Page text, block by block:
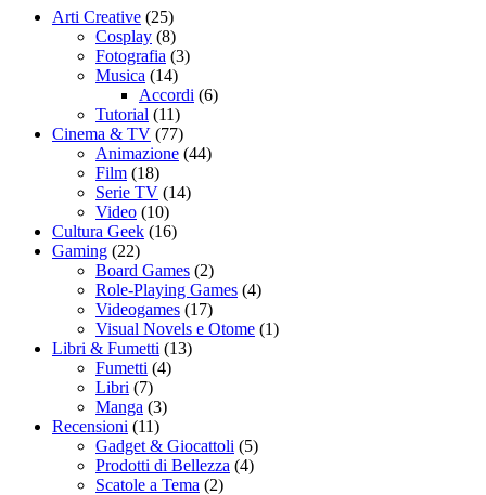
Arti Creative (25)
Cosplay (8)
Fotografia (3)
Musica (14)
Accordi (6)
Tutorial (11)
Cinema & TV (77)
Animazione (44)
Film (18)
Serie TV (14)
Video (10)
Cultura Geek (16)
Gaming (22)
Board Games (2)
Role-Playing Games (4)
Videogames (17)
Visual Novels e Otome (1)
Libri & Fumetti (13)
Fumetti (4)
Libri (7)
Manga (3)
Recensioni (11)
Gadget & Giocattoli (5)
Prodotti di Bellezza (4)
Scatole a Tema (2)